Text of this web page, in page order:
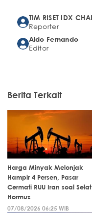
TIM RISET IDX
Reporter
Aldo Fernando
Editor
Berita Terkait
Harga Minyak Melonjak
Hampir 4 Persen, Pasar
Cermati RUU Iran soal Selat
Hormuz
07/08/2026 06:25 WIB